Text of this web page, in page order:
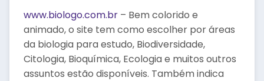
www.biologo.com.br – Bem colorido e
animado, o site tem como escolher por áreas
da biologia para estudo, Biodiversidade,
Citologia, Bioquímica, Ecologia e muitos outros
assuntos estão disponíveis. Também indica